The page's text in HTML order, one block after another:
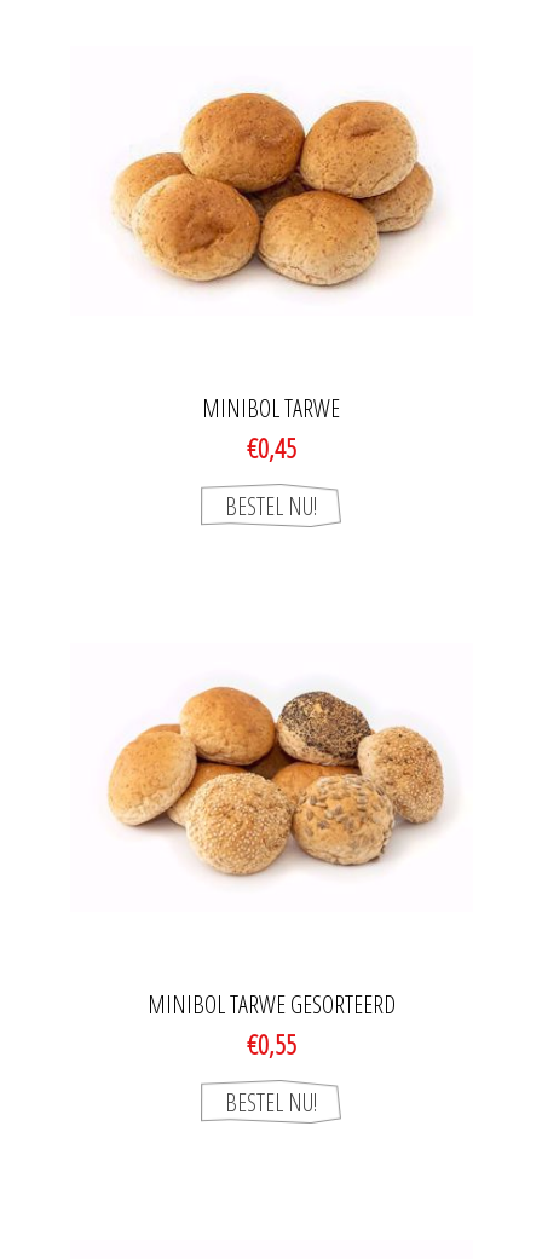
MINIBOL TARWE
€0,45
MINIBOL TARWE GESORTEERD
€0,55